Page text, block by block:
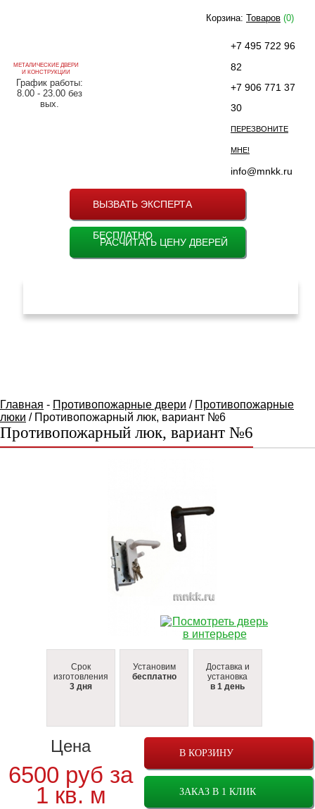
МЕТАЛИЧЕСКИЕ ДВЕРИ
И КОНСТРУКЦИИ
График работы:
8.00 - 23.00 без
вых.
+7 495 722 96
82
+7 906 771 37
30
ПЕРЕЗВОНИТЕ
МНЕ!
info@mnkk.ru
ВЫЗВАТЬ ЭКСПЕРТА
БЕСПЛАТНО
РАСЧИТАТЬ ЦЕНУ ДВЕРЕЙ
Корзина: Товаров (0)
Главная - Противопожарные двери / Противопожарные
люки / Противопожарный люк, вариант №6
Противопожарный люк, вариант №6
Срок
изготовления
3 дня
Установим
бесплатно
Доставка и
установка
в 1 день
В КОРЗИНУ
ЗАКАЗ В 1 КЛИК
Цена
6500 руб за
1 кв. м